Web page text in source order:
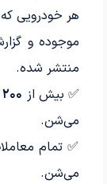
هر خودرویی
موجوده و
منتشر شده.
✅ بیش از ۲۰۰ شاخص فنی و ظاهری
می‌شن.
✅ تمام
می‌شن.